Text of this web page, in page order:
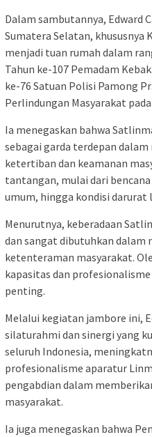
Dalam sambutannya, Edward
Sumatera Selatan, khususnya
menjadi tuan rumah dalam
Tahun ke-107 Pemadam
ke-76 Satuan Polisi Pamong
Perlindungan Masyarakat
Ia menegaskan bahwa
sebagai garda terdepan
ketertiban dan keamanan
tantangan, mulai dari
umum, hingga kondisi darurat
Menurutnya, keberadaan
dan sangat dibutuhkan dalam
ketenteraman masyarakat.
kapasitas dan
penting.
Melalui kegiatan jambore ini,
silaturahmi dan sinergi yang
seluruh Indonesia,
profesionalisme aparatur
pengabdian dalam
masyarakat.
Ia juga menegaskan bahwa